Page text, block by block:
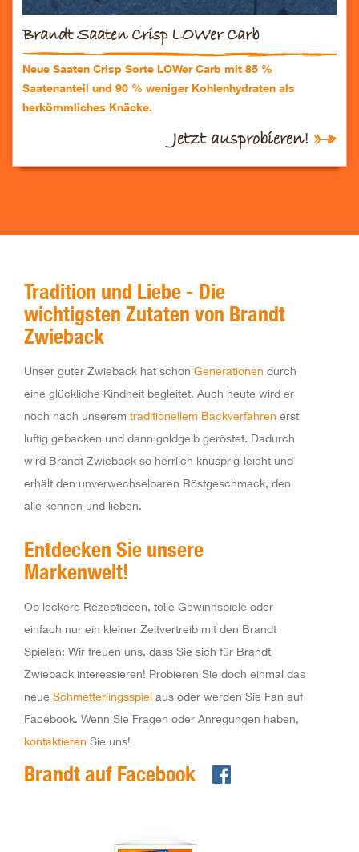
Brandt Saaten Crisp LOWer Carb
Neue Saaten Crisp Sorte LOWer Carb mit 85 %
Saatenanteil und 90 % weniger Kohlenhydraten als
herkömmliches Knäcke.
Jetzt ausprobieren!
Tradition und Liebe - Die
wichtigsten Zutaten von Brandt
Zwieback
Unser guter Zwieback hat schon Generationen durch
eine glückliche Kindheit begleitet. Auch heute wird er
noch nach unserem traditionellem Backverfahren erst
luftig gebacken und dann goldgelb geröstet. Dadurch
wird Brandt Zwieback so herrlich knusprig-leicht und
erhält den unverwechselbaren Röstgeschmack, den
alle kennen und lieben.
Entdecken Sie unsere
Markenwelt!
Ob leckere Rezeptideen, tolle Gewinnspiele oder
einfach nur ein kleiner Zeitvertreib mit den Brandt
Spielen: Wir freuen uns, dass Sie sich für Brandt
Zwieback interessieren! Probieren Sie doch einmal das
neue Schmetterlingsspiel aus oder werden Sie Fan auf
Facebook. Wenn Sie Fragen oder Anregungen haben,
kontaktieren Sie uns!
Brandt auf Facebook